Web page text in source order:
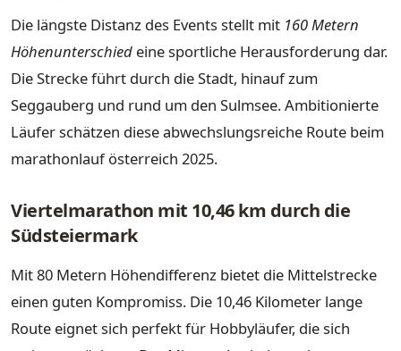
Die längste Distanz des Events stellt mit 160 Metern
Höhenunterschied eine sportliche Herausforderung dar.
Die Strecke führt durch die Stadt, hinauf zum
Seggauberg und rund um den Sulmsee. Ambitionierte
Läufer schätzen diese abwechslungsreiche Route beim
marathonlauf österreich 2025.
Viertelmarathon mit 10,46 km durch die
Südsteiermark
Mit 80 Metern Höhendifferenz bietet die Mittelstrecke
einen guten Kompromiss. Die 10,46 Kilometer lange
Route eignet sich perfekt für Hobbyläufer, die sich